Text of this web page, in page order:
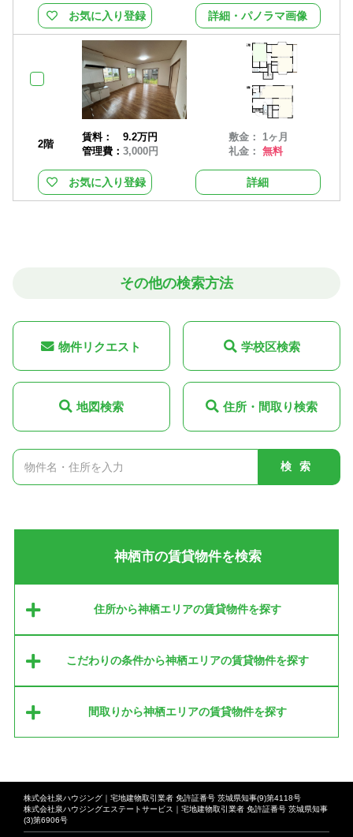
お気に入り登録 詳細・パノラマ画像
2階
賃料：
9.2万円
管理費： 3,000円
敷金： 1ヶ月
礼金：無料
お気に入り登録 詳細
その他の検索方法
物件リクエスト 学校区検索
地図検索 住所・間取り検索
検索
神栖市の賃貸物件を検索
住所から神栖エリアの賃貸物件を探す
こだわりの条件から神栖エリアの賃貸物件を探す
間取りから神栖エリアの賃貸物件を探す
株式会社泉ハウジング｜宅地建物取引業者 免許証番号 茨城県知事(9)第4118号
株式会社泉ハウジングエステートサービス｜宅地建物取引業者 免許証番号 茨城県知事
(3)第6906号